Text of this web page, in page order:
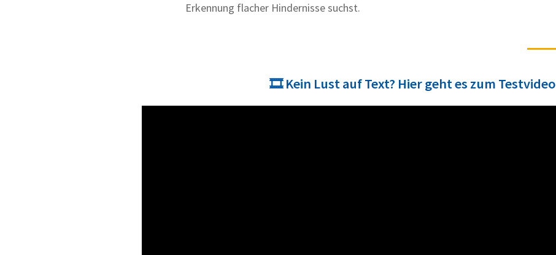
Erkennung flacher Hindernisse suchst.
🎞️ Kein Lust auf Text? Hier geht es zum Testvideo